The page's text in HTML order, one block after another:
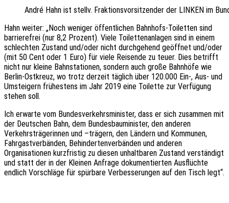
André Hahn ist stellv. Fraktionsvorsitzender der LINKEN im
Hahn weiter: „Noch weniger öffentlichen Bahnhofs-Toiletten sind
barrierefrei (nur 8,2 Prozent). Viele Toilettenanlagen sind in einem
schlechten Zustand und/oder nicht durchgehend geöffnet und/oder
(mit 50 Cent oder 1 Euro) für viele Reisende zu teuer. Dies betrifft
nicht nur kleine Bahnstationen, sondern auch große Bahnhöfe wie
Berlin-Ostkreuz, wo trotz derzeit täglich über 120.000 Ein-, Aus- und
Umsteigern frühestens im Jahr 2019 eine Toilette zur Verfügung
stehen soll.
Ich erwarte vom Bundesverkehrsminister, dass er sich zusammen mit
der Deutschen Bahn, dem Bundesbauminister, den anderen
Verkehrsträgerinnen und –trägern, den Ländern und Kommunen,
Fahrgastverbänden, Behindertenverbänden und anderen
Organisationen kurzfristig zu diesen unhaltbaren Zustand verständigt
und statt der in der Kleinen Anfrage dokumentierten Ausflüchte
endlich Vorschläge für spürbare Verbesserungen auf den Tisch legt“.